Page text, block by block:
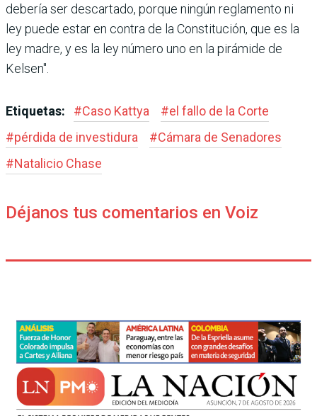
debería ser descartado, porque nin­gún reglamento ni
ley puede estar en contra de la Constitu­ción, que es la
ley madre, y es la ley número uno en la pirámide de
Kelsen".
Etiquetas: #Caso Kattya #el fallo de la Corte
#pérdida de investidura #Cámara de Sena­dores
#Natalicio Chase
Déjanos tus comentarios en Voiz